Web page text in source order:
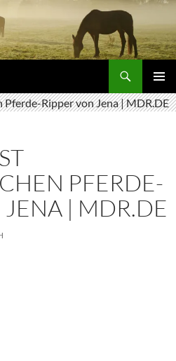
MENÜ
PFERDE-R
| MDR.DE